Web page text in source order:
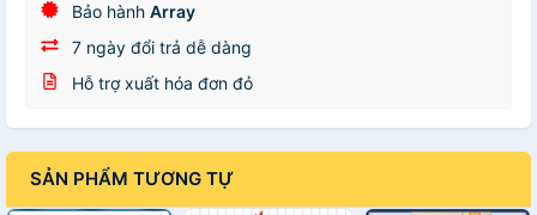
Bảo hành Array
7 ngày đổi trả dễ dàng
Hỗ trợ xuất hóa đơn đỏ
SẢN PHẨM TƯƠNG TỰ